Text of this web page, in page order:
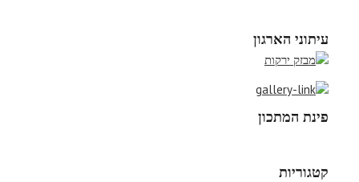
עיתוני הארגון
פינת המתכון
קטגוריות